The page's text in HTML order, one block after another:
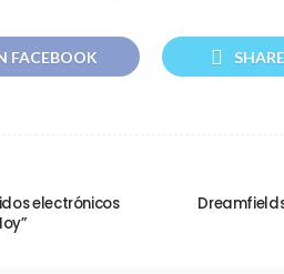
FACEBOOK
electrónicos